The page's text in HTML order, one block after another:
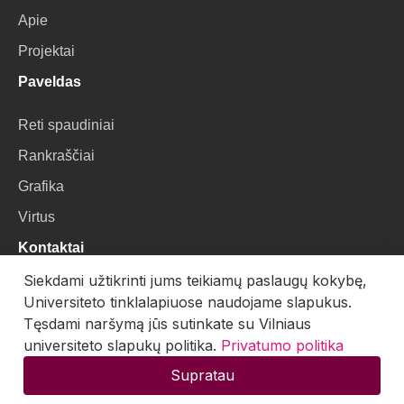
Apie
Projektai
Paveldas
Reti spaudiniai
Rankraščiai
Grafika
Virtus
Kontaktai
VU Biblioteka
Universiteto g. 3, LT-01122, Vilnius
El. paštas:skaitmenines.kolekcijos@mb.vu.lt
Siekdami užtikrinti jums teikiamų paslaugų kokybę,
Universiteto tinklalapiuose naudojame slapukus.
Tęsdami naršymą jūs sutinkate su Vilniaus
universiteto slapukų politika. Privatumo politika
Supratau